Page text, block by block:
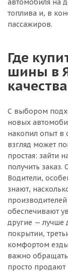
автомобиля на
топлива и, в
пассажиров.
Где
шины в
С выбором
новых
накопил опыт
взгляд может
простая: зайти
получить
Водители,
знают,
обеспечивают
другие — лучше
покрытии,
комфортом
важно
просто продают